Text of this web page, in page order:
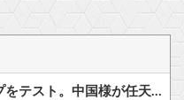
アップル、中国製メモリーチップをテスト。中国様が任天堂も助けてくださるかも